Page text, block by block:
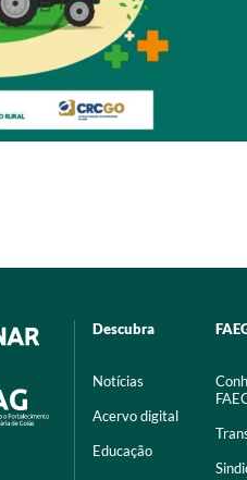
Descubra
Notícias
Acervo digital
Educação